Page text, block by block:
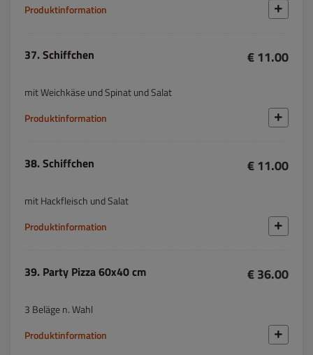
Produktinformation
37. Schiffchen € 11.00
mit Weichkäse und Spinat und Salat
Produktinformation
38. Schiffchen € 11.00
mit Hackfleisch und Salat
Produktinformation
39. Party Pizza 60x40 cm € 36.00
3 Beläge n. Wahl
Produktinformation